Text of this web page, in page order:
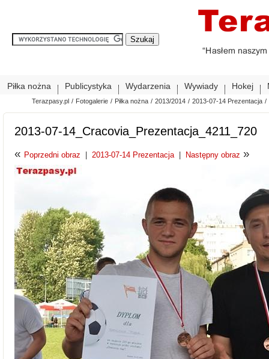
Piłka nożna Publicystyka Wydarzenia Wywiady Hokej
Terazpasy.pl / Fotogalerie / Piłka nożna / 2013/2014 / 2013-07-14 Prezentacja /
2013-07-14_Cracovia_Prezentacja_4211_720
« Poprzedni obraz 2013-07-14 Prezentacja Następny obraz »